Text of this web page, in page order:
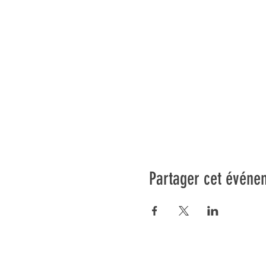
Partager cet